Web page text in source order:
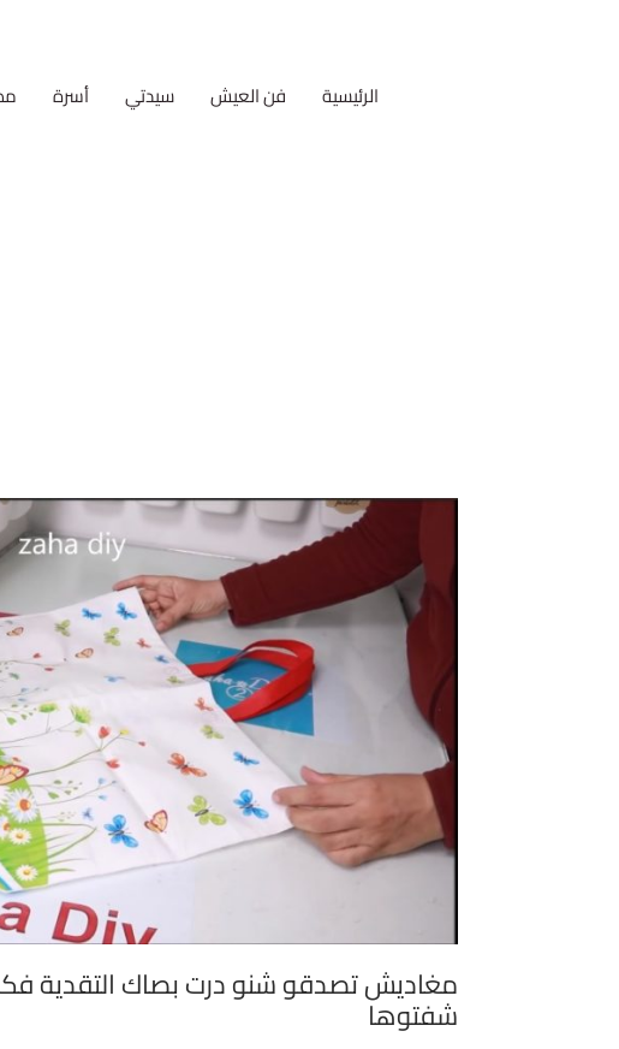
الرئيسية فن العيش سيدتي أسرة
مغاديش تصدقو شنو درت بصاك التقدية
شفتوها